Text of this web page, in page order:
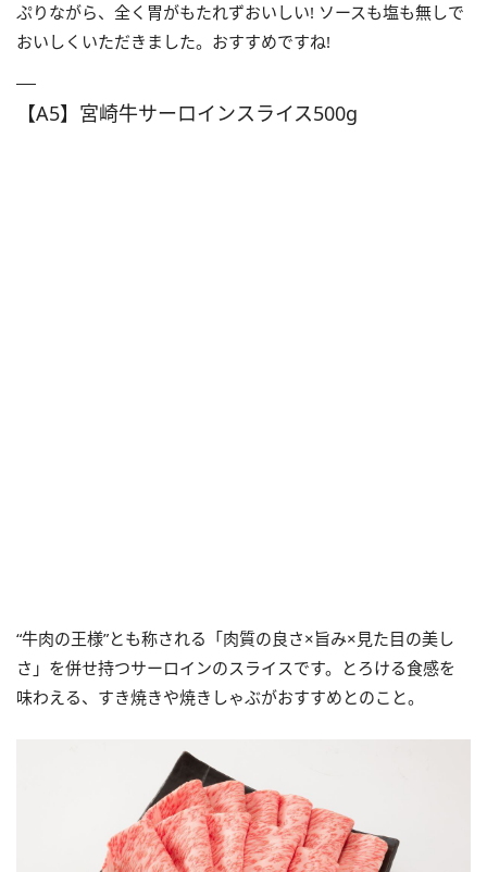
ぷりながら、全く胃がもたれずおいしい! ソースも塩も無しで
おいしくいただきました。おすすめですね!
【A5】宮崎牛サーロインスライス500g
“牛肉の王様”とも称される「肉質の良さ×旨み×見た目の美し
さ」を併せ持つサーロインのスライスです。とろける食感を
味わえる、すき焼きや焼きしゃぶがおすすめとのこと。